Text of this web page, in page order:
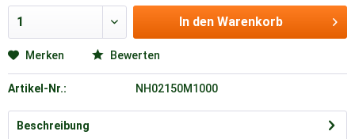
In den Warenkorb
Merken Bewerten
Artikel-Nr.: NH02150M1000
Beschreibung